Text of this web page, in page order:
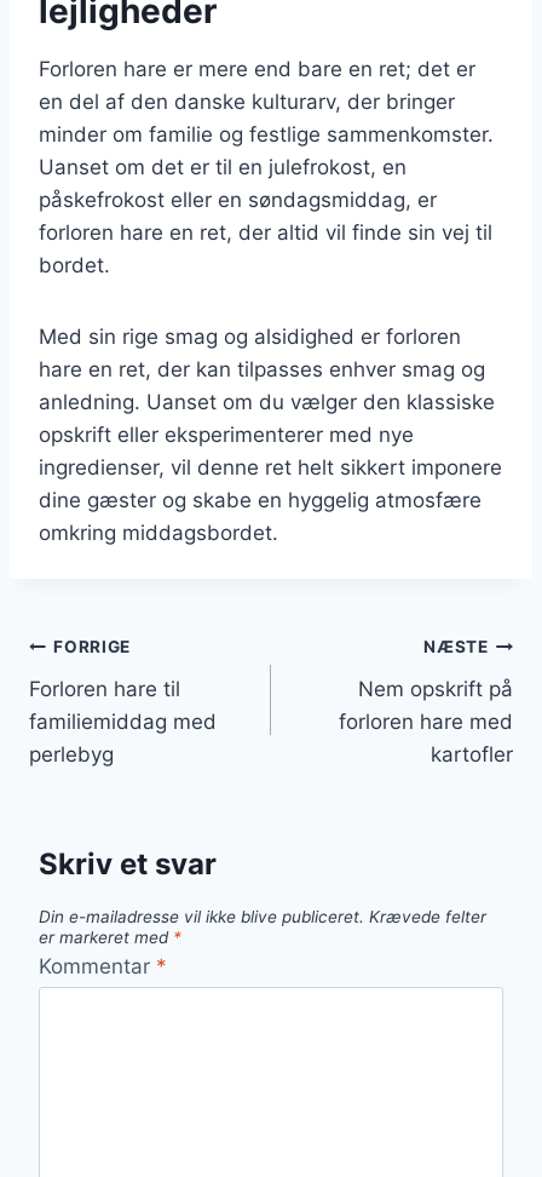
lejligheder
Forloren hare er mere end bare en ret; det er
en del af den danske kulturarv, der bringer
minder om familie og festlige sammenkomster.
Uanset om det er til en julefrokost, en
påskefrokost eller en søndagsmiddag, er
forloren hare en ret, der altid vil finde sin vej til
bordet.
Med sin rige smag og alsidighed er forloren
hare en ret, der kan tilpasses enhver smag og
anledning. Uanset om du vælger den klassiske
opskrift eller eksperimenterer med nye
ingredienser, vil denne ret helt sikkert imponere
dine gæster og skabe en hyggelig atmosfære
omkring middagsbordet.
Indlægsnavigation
FORRIGE
Forloren hare til
familiemiddag med
perlebyg
NÆSTE
Nem opskrift på
forloren hare med
kartofler
Skriv et svar
Din e-mailadresse vil ikke blive publiceret. Krævede felter
er markeret med *
Kommentar *